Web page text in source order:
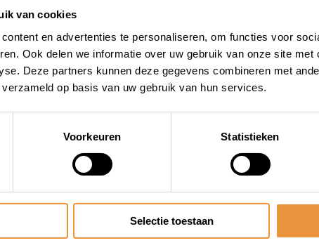
van cookies
en advertenties te personaliseren, om functies voor
Ook delen we informatie over uw gebruik van onze site met
Deze partners kunnen deze gegevens combineren met
op basis van uw gebruik van hun services.
Voorkeuren Statistieken
Selectie toestaan